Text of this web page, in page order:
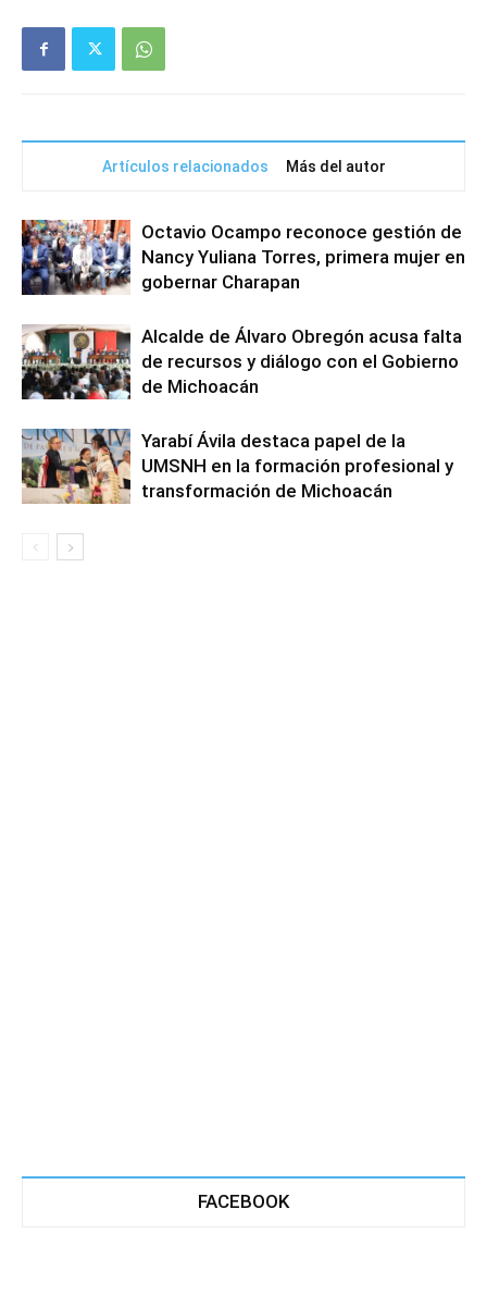
Artículos relacionados Más del autor
Octavio Ocampo reconoce gestión de
Nancy Yuliana Torres, primera mujer en
gobernar Charapan
Alcalde de Álvaro Obregón acusa falta
de recursos y diálogo con el Gobierno
de Michoacán
Yarabí Ávila destaca papel de la
UMSNH en la formación profesional y
transformación de Michoacán
FACEBOOK